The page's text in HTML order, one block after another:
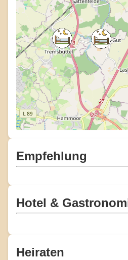
Empfehlung
Hotel &
Heiraten